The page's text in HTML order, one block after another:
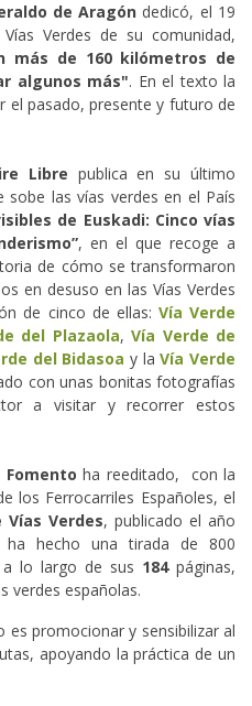
de Aragón dedicó, el 19
Verdes de su comunidad,
más de 160 kilómetros de
algunos más". En el texto la
el pasado, presente y futuro de
Libre publica en su último
las vías verdes en el País
de Euskadi: Cinco vías
, en el que recoge a
de cómo se transformaron
en desuso en las Vías Verdes
de cinco de ellas: Vía Verde
del Plazaola,Vía Verde de
del Bidasoa y laVía Verde
con unas bonitas fotografías
a visitar y recorrer estos
ha reeditado, con la
los Ferrocarriles Españoles, el
Verdes, publicado el año
hecho una tirada de 800
a lo largo de sus 184 páginas,
verdes españolas.
promocionar y sensibilizar al
apoyando la práctica de un